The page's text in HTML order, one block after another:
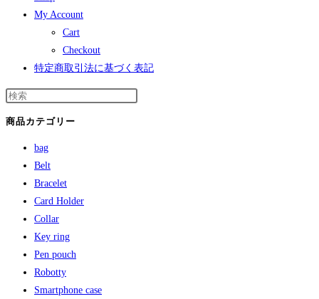
My Account
Cart
Checkout
特定商取引法に基づく表記
商品カテゴリー
bag
Belt
Bracelet
Card Holder
Collar
Key ring
Pen pouch
Robotty
Smartphone case